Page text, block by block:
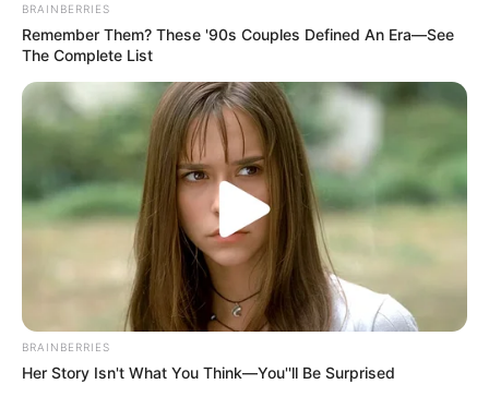
BRAINBERRIES
Remember Them? These '90s Couples Defined An Era—See
The Complete List
BRAINBERRIES
Her Story Isn't What You Think—You''ll Be Surprised